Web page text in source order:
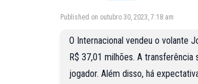
Published on outubro 30, 2023, 7:18 am
O Internacional vendeu o volante
R$ 37,01 milhões. A
jogador. Além disso, há